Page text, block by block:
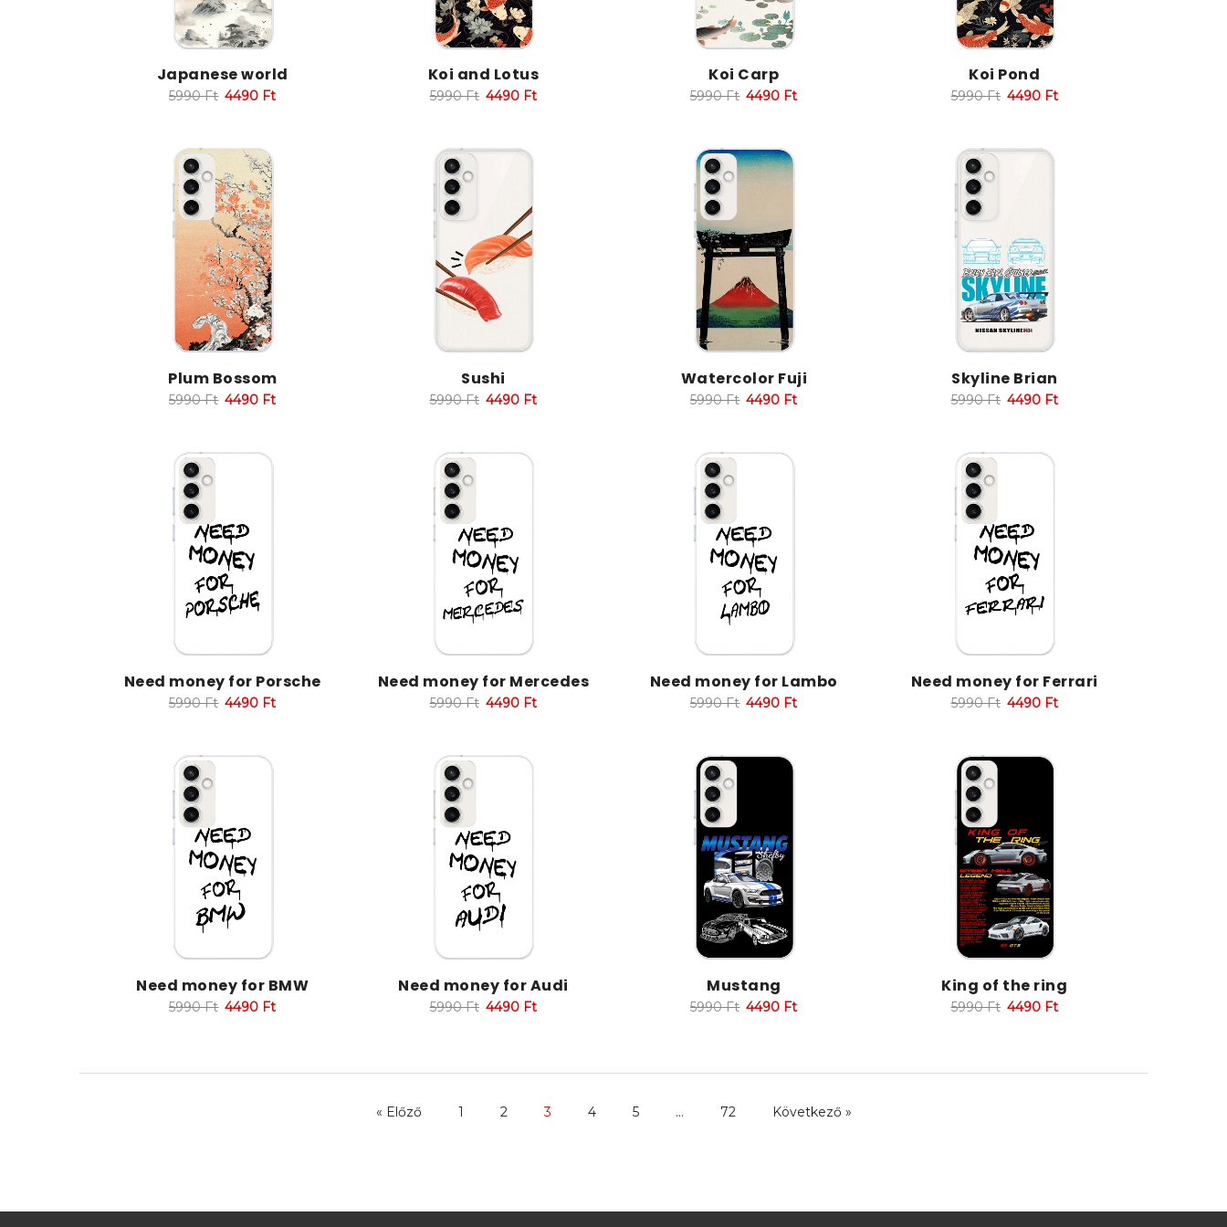
Japanese world
5990Ft 4490 Ft
Koi and Lotus
5990Ft 4490 Ft
Koi Carp
5990Ft 4490 Ft
Koi Pond
5990Ft 4490 Ft
Plum Bossom
5990Ft 4490 Ft
Sushi
5990Ft 4490 Ft
Watercolor Fuji
5990Ft 4490 Ft
Skyline Brian
5990Ft 4490 Ft
Need money for Porsche
5990Ft 4490 Ft
Need money for Mercedes
5990Ft 4490 Ft
Need money for Lambo
5990Ft 4490 Ft
Need money for Ferrari
5990Ft 4490 Ft
Need money for BMW
5990Ft 4490 Ft
Need money for Audi
5990Ft 4490 Ft
Mustang
5990Ft 4490 Ft
King of the ring
5990Ft 4490 Ft
« Előző 1 2 3 4 5 … 72 Következő »